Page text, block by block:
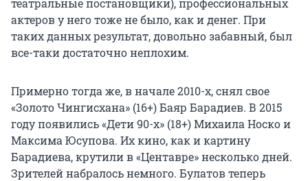
актеров у него тоже не было, как и денег. При
таких данных результат, довольно забавный, был
все-таки достаточно неплохим.
Примерно тогда же, в начале 2010-х, снял свое
«Золото Чингисхана» (16+) Баяр Барадиев. В 2015
году появились «Дети 90-х» (18+) Михаила Носко и
Максима Юсупова. Их кино, как и картину
Барадиева, крутили в «Центавре» несколько дней.
Зрителей набралось немного. Булатов теперь